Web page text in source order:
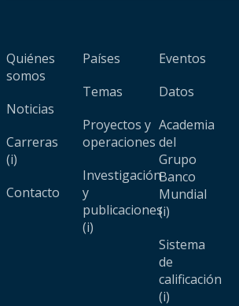
Quiénes
somos
Noticias
Carreras
(i)
Contacto
Países
Temas
Proyectos y
operaciones
Investigación
y
publicaciones
(i)
Eventos
Datos
Academia
del
Grupo
Banco
Mundial
(i)
Sistema
de
calificación
(i)